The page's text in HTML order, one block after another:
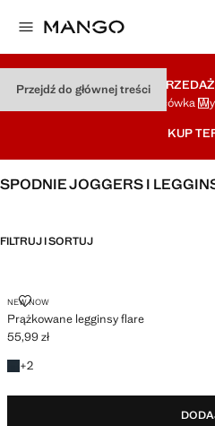
Przejdź do głównej treściWYPRZEDAŻ
Końcówka
KUP
SPODNIE JOGGERS I
FILTRUJ I SORTUJ
NEW NOW
Prążkowane legginsy flare
PRĄŻKOWANE LEGGINSY FLARE
Aktualna cena [55,99 zł ]
55,99 zł
+2
+2 kolory